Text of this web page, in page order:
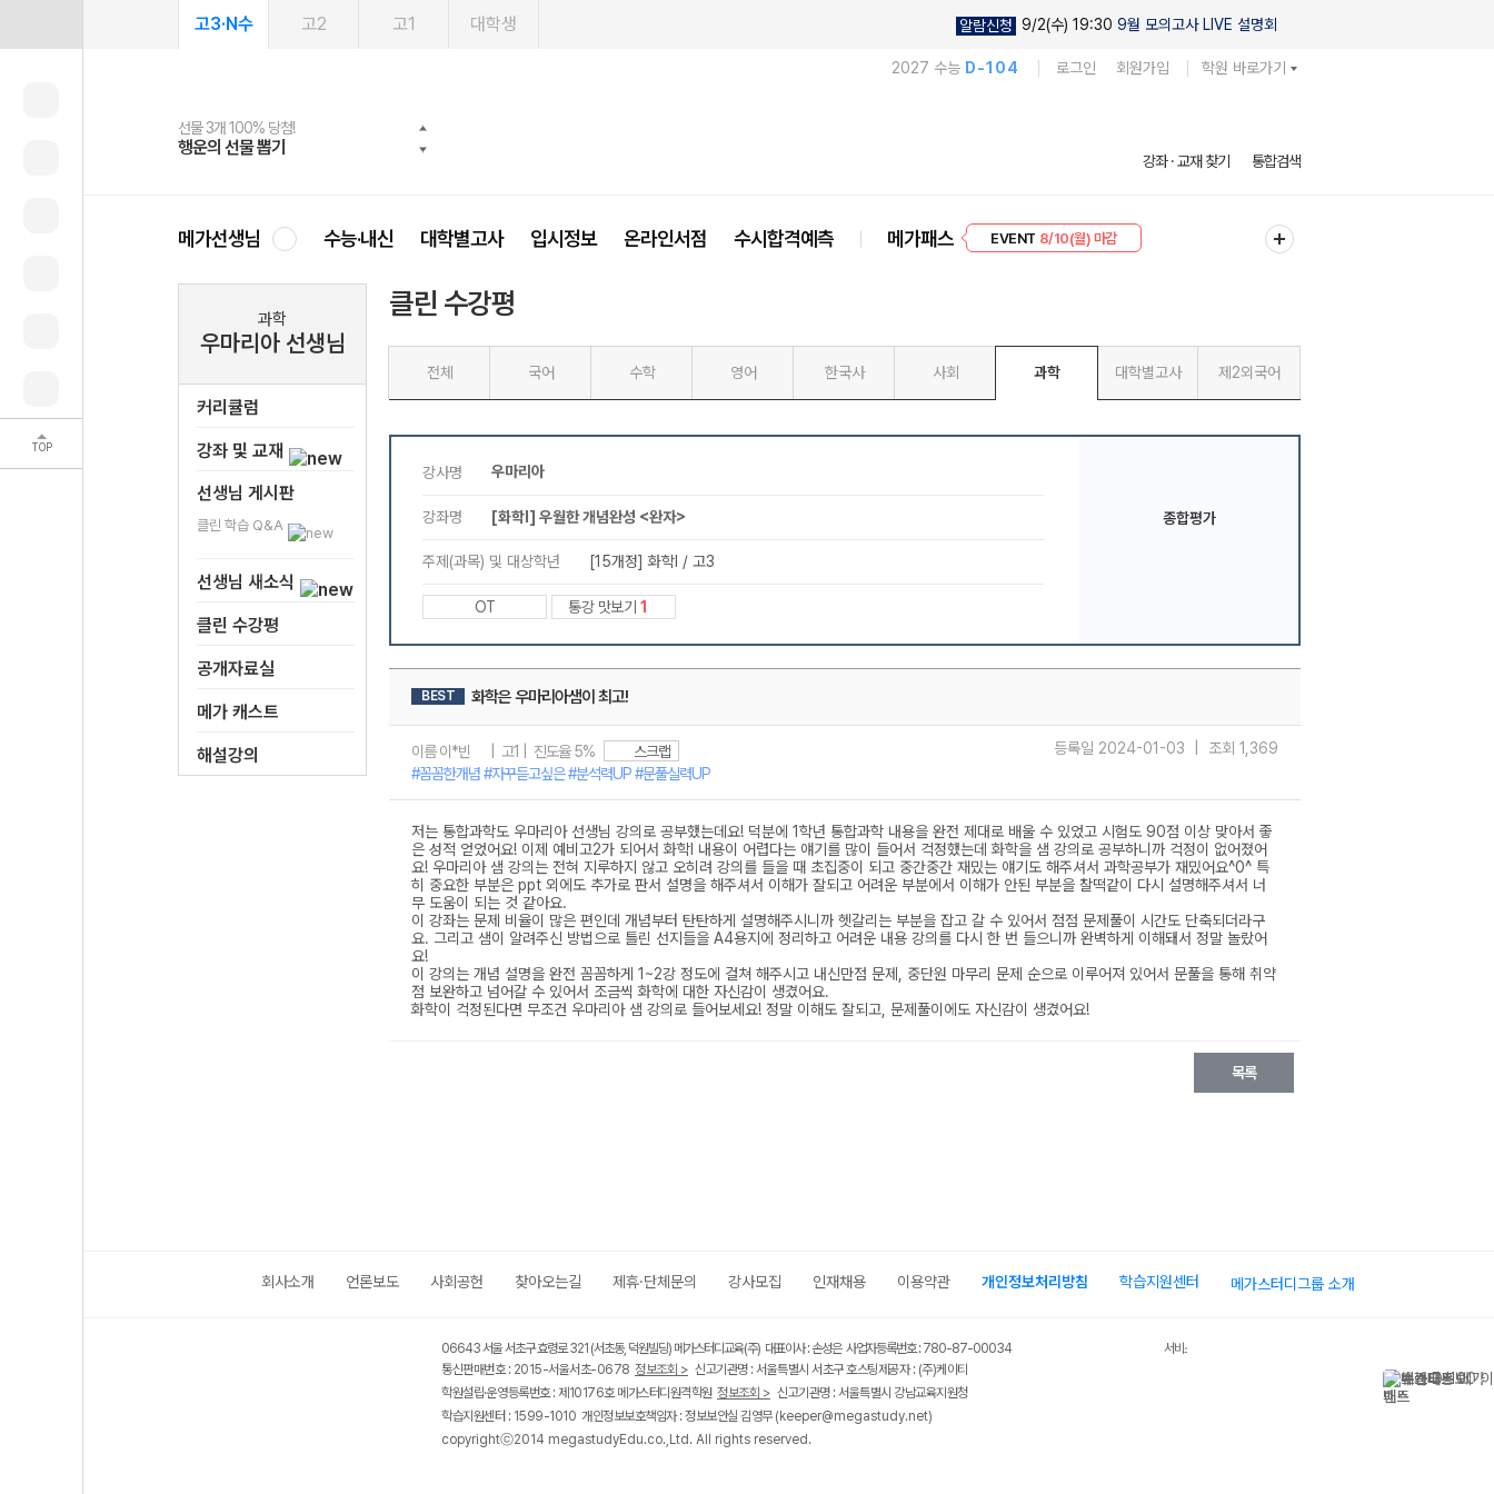
TOP
고3·N수 고2 고1 대학생 알람신청 9/2(수) 19:30 9월 모의고사 LIVE 설명회
2027 수능 D-104 로그인 회원가입 학원 바로가기
메가스터디
선물 3개 100% 당첨!
행운의 선물 뽑기
선물 100% 증정!
메가스터디 X 올리브
여름방학 스터디 캐시백
메가런 썸머스쿨
2027 러셀 단과
강사 공개선발
스마트러닝앱
설문 EVENT
메가패스
3일 무료 체험권
메가패스 수강생 무료혜택!
메가클럽 멤버십
사회공헌 캠페인
희망이룸 메가나눔
강좌 · 교재 찾기 통합검색
메가선생님 수능·내신 대학별고사 입시정보 온라인서점 수시합격예측 메가패스
EVENT 8/10(월) 마감
과학
우마리아 선생님
커리큘럼
강좌 및 교재
선생님 게시판
클린 학습 Q&A
선생님 새소식
클린 수강평
공개자료실
메가 캐스트
해설강의
클린 수강평
전체 국어 수학 영어 한국사 사회 과학 대학별고사 제2외국어
회사소개 언론보도 사회공헌 찾아오는길 제휴·단체문의 강사모집 인재채용 이용약관 개인정보처리방침 학습지원센터 메가스터디그룹 소개
06643 서울 서초구 효령로 321 (서초동, 덕원빌딩) 메가스터디교육(주) 대표이사 : 손성은 사업자등록번호 : 780-87-00034
통신판매번호 : 2015-서울서초-0678 정보조회 > 신고기관명 : 서울특별시 서초구 호스팅제공자 : (주)케이티
학원설립·운영등록번호 : 제10176호 메가스터디원격학원 정보조회 > 신고기관명 : 서울특별시 강남교육지원청
학습지원센터 : 1599-1010 개인정보보호책임자 : 정보보안실 김영무(keeper@megastudy.net)
copyrightⓒ2014 megastudyEdu.co.,Ltd. All rights reserved.
서비스 가입사실 확인